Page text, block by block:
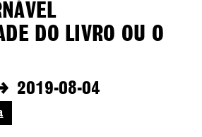
DO LIVRO OU O
2019-08-04